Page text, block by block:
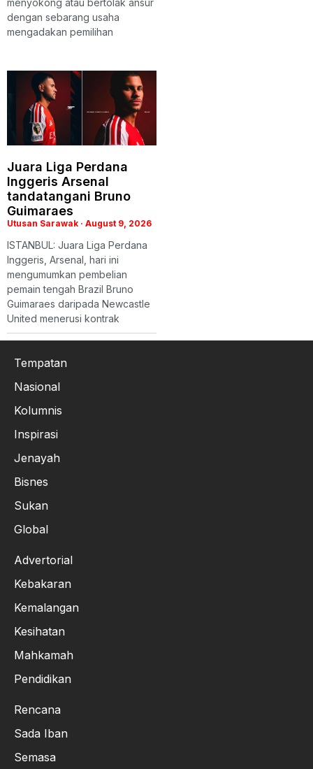
dengan sebarang usaha
mengadakan pemilihan
Juara Liga Perdana
Inggeris Arsenal
tandatangani Bruno
Guimaraes
Utusan Sarawak August 9, 2026
ISTANBUL: Juara Liga Perdana
Inggeris, Arsenal, hari ini
mengumumkan pembelian
pemain tengah Brazil Bruno
Guimaraes daripada Newcastle
United menerusi kontrak
Tempatan
Nasional
Kolumnis
Inspirasi
Jenayah
Bisnes
Sukan
Global
Advertorial
Kebakaran
Kemalangan
Kesihatan
Mahkamah
Pendidikan
Rencana
Sada Iban
Semasa